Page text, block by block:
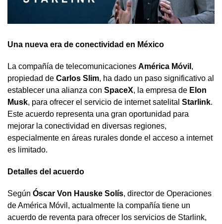
Una nueva era de conectividad en México
La compañía de telecomunicaciones América Móvil ,
propiedad de Carlos Slim, ha dado un paso significativo al
establecer una alianza con SpaceX, la empresa de Elon
Musk, para ofrecer el servicio de internet satelital Starlink.
Este acuerdo representa una gran oportunidad para
mejorar la conectividad en diversas regiones,
especialmente en áreas rurales donde el acceso a internet
es limitado.
Detalles del acuerdo
Según Óscar Von Hauske Solís, director de Operaciones
de América Móvil, actualmente la compañía tiene un
acuerdo de reventa para ofrecer los servicios de Starlink,